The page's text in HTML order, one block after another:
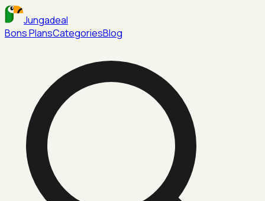
Jungadeal
Bons PlansCategoriesBlog